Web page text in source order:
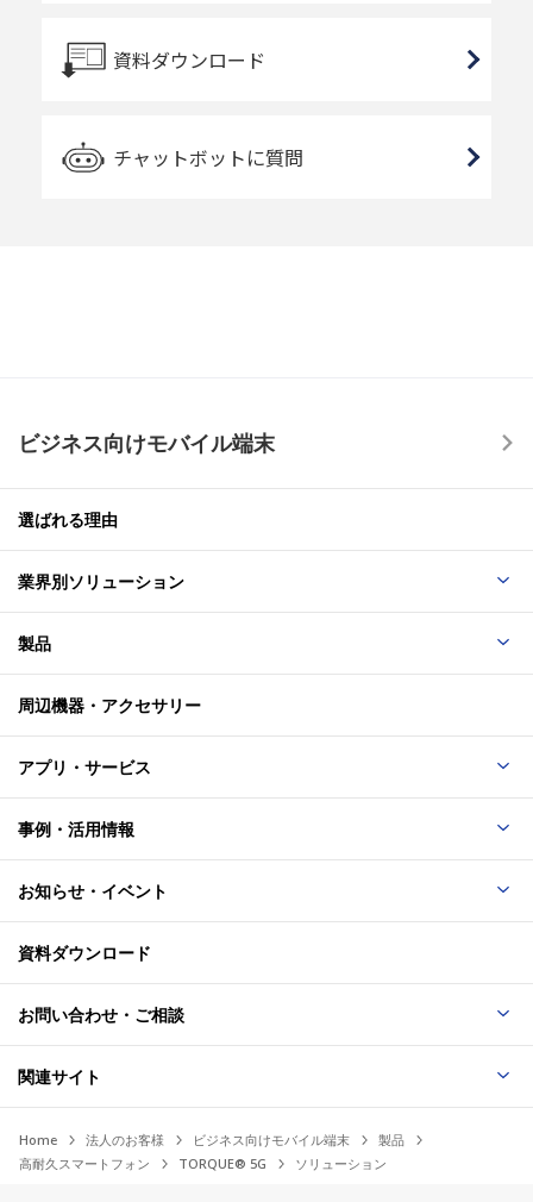
資料ダウンロード
チャットボットに質問
ビジネス向けモバイル端末
選ばれる理由
業界別ソリューション
製品
周辺機器・アクセサリー
アプリ・サービス
事例・活用情報
お知らせ・イベント
資料ダウンロード
お問い合わせ・ご相談
関連サイト
Home 法人のお客様 ビジネス向けモバイル端末
製品
高耐久スマートフォン
TORQUE® 5G ソリューション